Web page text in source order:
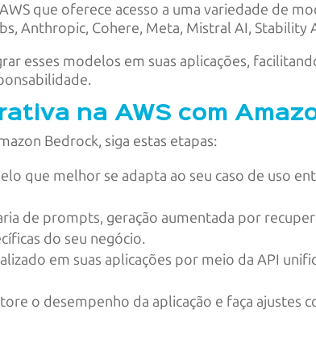
que oferece acesso a uma variedade de
Anthropic, Cohere, Meta, Mistral AI, Stability
esses modelos em suas aplicações,
na AWS com
Bedrock, siga estas etapas:​
que melhor se adapta ao seu caso de uso
de prompts, geração aumentada por
do seu negócio.
em suas aplicações por meio da API
o desempenho da aplicação e faça ajustes